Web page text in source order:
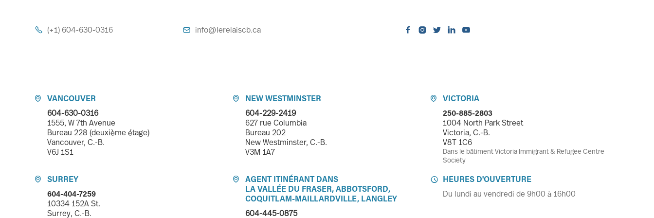
 (+1) 604-630-0316  info@lerelaiscb.ca     

VANCOUVER
604-630-0316
1555, W 7th Avenue
Bureau 228 (deuxième étage)
Vancouver, C.-B.
V6J 1S1

NEW WESTMINSTER
604-229-2419
627 rue Columbia
Bureau 202
New Westminster, C.-B.
V3M 1A7

VICTORIA
250-885-2803
1004 North Park Street
Victoria, C.-B.
V8T 1C6
Dans le bâtiment Victoria Immigrant & Refugee Centre
Society

SURREY
604-404-7259
10334 152A St.
Surrey, C.-B.

AGENT ITINÉRANT DANS
LA VALLÉE DU FRASER, ABBOTSFORD,
COQUITLAM-MAILLARDVILLE, LANGLEY
604-445-0875

HEURES D'OUVERTURE
Du lundi au vendredi de 9h00 à 16h00